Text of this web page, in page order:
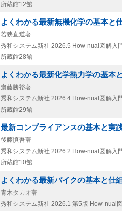
所蔵館12館
よくわかる最新無機化学の基本と
若狭直道著
秀和システム新社 2026.5 How-nual図解入
所蔵館28館
よくわかる最新化学熱力学の基本
齋藤勝裕著
秀和システム新社 2026.4 How-nual図解入
所蔵館29館
最新コンプライアンスの基本と実
後藤慎吾著
秀和システム新社 2026.2 How-nual図解入
所蔵館10館
よくわかる最新バイクの基本と仕
青木タカオ著
秀和システム新社 2026.1 第5版 How-nual